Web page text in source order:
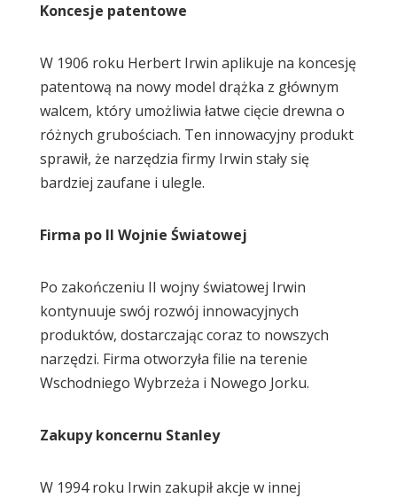
Koncesje patentowe
W 1906 roku Herbert Irwin aplikuje na koncesję
patentową na nowy model drążka z głównym
walcem, który umożliwia łatwe cięcie drewna o
różnych grubościach. Ten innowacyjny produkt
sprawił, że narzędzia firmy Irwin stały się
bardziej zaufane i ulegle.
Firma po II Wojnie Światowej
Po zakończeniu II wojny światowej Irwin
kontynuuje swój rozwój innowacyjnych
produktów, dostarczając coraz to nowszych
narzędzi. Firma otworzyła filie na terenie
Wschodniego Wybrzeża i Nowego Jorku.
Zakupy koncernu Stanley
W 1994 roku Irwin zakupił akcje w innej